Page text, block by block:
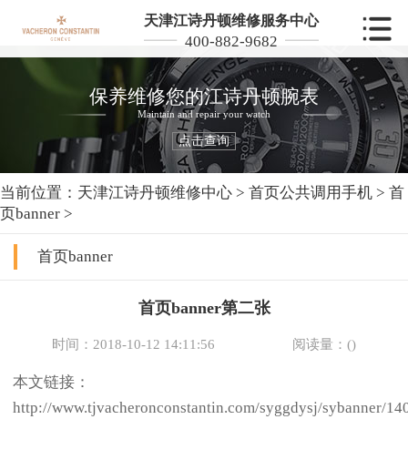
天津江诗丹顿维修服务中心
400-882-9682
保养维修您的江诗丹顿腕表
Maintain and repair your watch
点击查询
当前位置： 天津江诗丹顿维修中心 > 首页公共调用手机 > 首
页banner >
首页banner
首页banner第二张
时间：2018-10-12 14:11:56 阅读量：()
本文链接：
http://www.tjvacheronconstantin.com/syggdysj/sybanner/